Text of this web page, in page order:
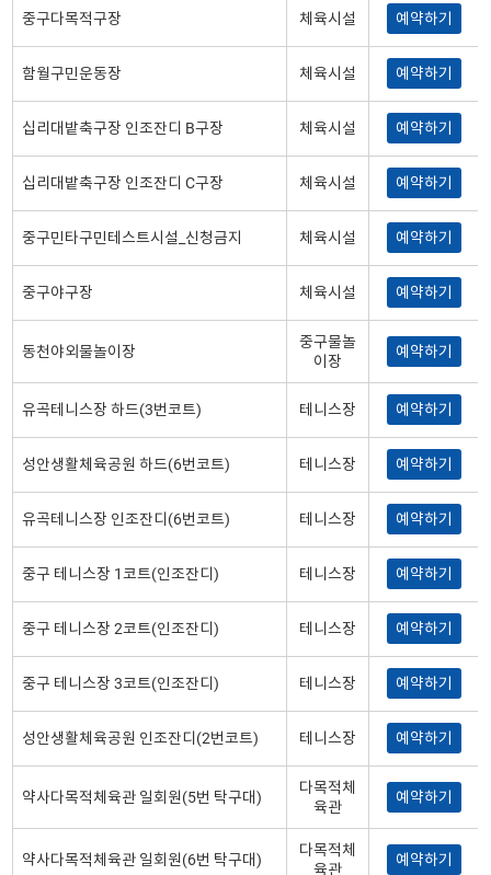
중구다목적구장 체육시설 예약하기
함월구민운동장 체육시설 예약하기
십리대밭축구장 인조잔디 B구장 체육시설 예약하기
십리대밭축구장 인조잔디 C구장 체육시설 예약하기
중구민타구민테스트시설_신청금지 체육시설 예약하기
중구야구장 체육시설 예약하기
동천야외물놀이장
중구물놀
이장
예약하기
유곡테니스장 하드(3번코트) 테니스장 예약하기
성안생활체육공원 하드(6번코트) 테니스장 예약하기
유곡테니스장 인조잔디(6번코트) 테니스장 예약하기
중구 테니스장 1코트(인조잔디) 테니스장 예약하기
중구 테니스장 2코트(인조잔디) 테니스장 예약하기
중구 테니스장 3코트(인조잔디) 테니스장 예약하기
성안생활체육공원 인조잔디(2번코트) 테니스장 예약하기
약사다목적체육관 일회원(5번 탁구대)
다목적체
육관
예약하기
약사다목적체육관 일회원(6번 탁구대)
다목적체
육관
예약하기